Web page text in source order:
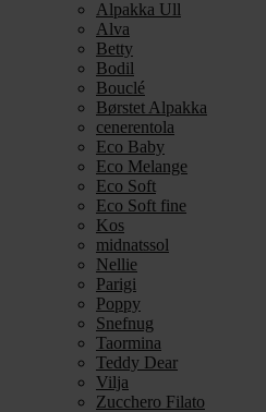
Alpakka Ull
Alva
Betty
Bodil
Bouclé
Børstet Alpakka
cenerentola
Eco Baby
Eco Melange
Eco Soft
Eco Soft fine
Kos
midnatssol
Nellie
Parigi
Poppy
Snefnug
Taormina
Teddy Dear
Vilja
Zucchero Filato